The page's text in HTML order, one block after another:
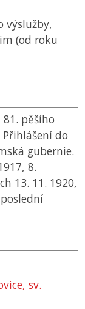
výslužby,
(od roku
pěšího
do
gubernie.
8.
13. 11. 1920,
sv.